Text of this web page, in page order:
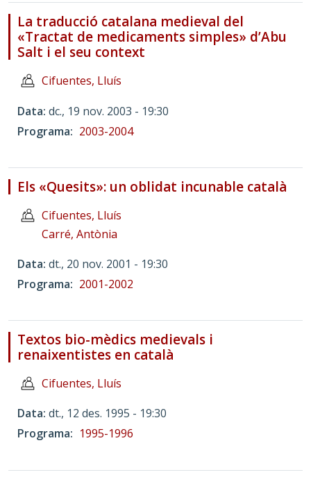
La traducció catalana medieval del
«Tractat de medicaments simples» d’Abu
Salt i el seu context
Cifuentes, Lluís
Data dc., 19 nov. 2003 - 19:30
Programa
2003-2004
Els «Quesits»: un oblidat incunable català
Cifuentes, Lluís
Carré, Antònia
Data dt., 20 nov. 2001 - 19:30
Programa
2001-2002
Textos bio-mèdics medievals i
renaixentistes en català
Cifuentes, Lluís
Data dt., 12 des. 1995 - 19:30
Programa
1995-1996